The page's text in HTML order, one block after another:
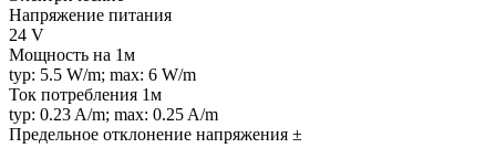
Напряжение питания
24 V
Мощность на 1м
typ: 5.5 W/m; max: 6 W/m
Ток потребления 1м
typ: 0.23 A/m; max: 0.25 A/m
Предельное отклонение напряжения ±